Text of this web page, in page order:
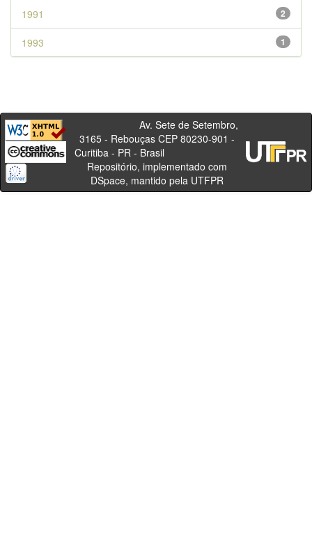
2
1991
1
1993
Av. Sete de Setembro,
3165 - Rebouças CEP 80230-901 -
Curitiba - PR - Brasil
Repositório, implementado com
DSpace, mantido pela UTFPR